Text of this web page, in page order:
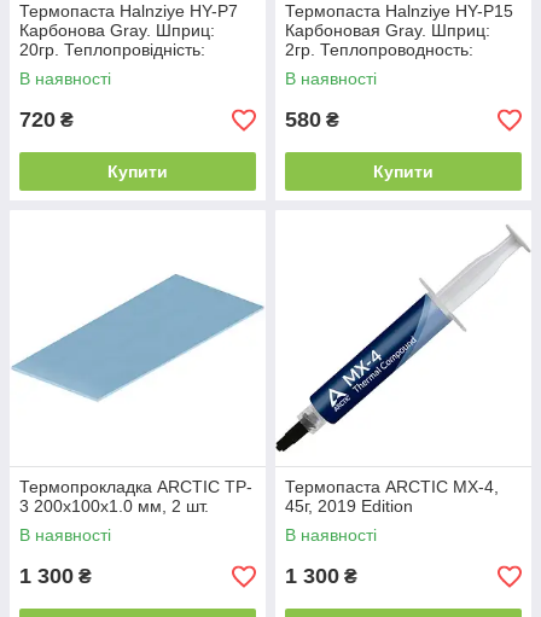
Термопаста Halnziye HY-P7
Карбонова Gray. Шприц:
20гр. Теплопровідність:
7.35Вт/м*К
В наявності
720 ₴
Купити
Термопаста Halnziye HY-P15
Карбоновая Gray. Шприц:
2гр. Теплопроводность:
15.2Вт/м*К
В наявності
580 ₴
Купити
Термопрокладка ARCTIC TP-
3 200x100x1.0 мм, 2 шт.
В наявності
1 300 ₴
Термопаста ARCTIC MX-4,
45г, 2019 Edition
В наявності
1 300 ₴